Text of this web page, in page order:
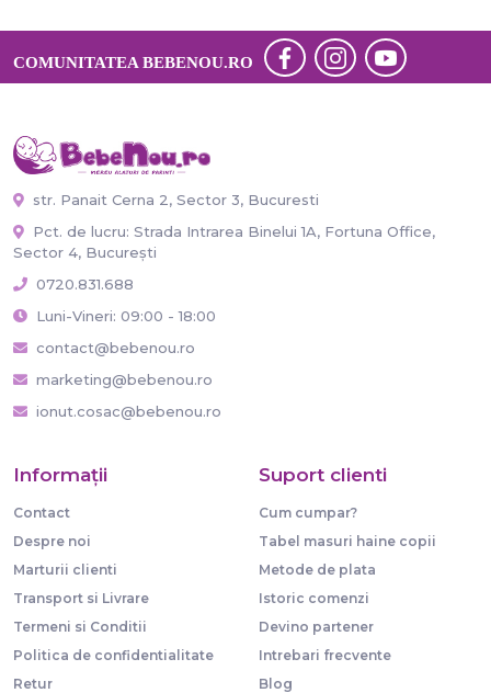
COMUNITATEA BEBENOU.RO
str. Panait Cerna 2, Sector 3, Bucuresti
Pct. de lucru: Strada Intrarea Binelui 1A, Fortuna Office,
Sector 4, București
0720.831.688
Luni-Vineri: 09:00 - 18:00
contact@bebenou.ro
marketing@bebenou.ro
ionut.cosac@bebenou.ro
Informaţii
Contact
Despre noi
Marturii clienti
Transport si Livrare
Termeni si Conditii
Politica de confidentialitate
Retur
Suport clienti
Cum cumpar?
Tabel masuri haine copii
Metode de plata
Istoric comenzi
Devino partener
Intrebari frecvente
Blog